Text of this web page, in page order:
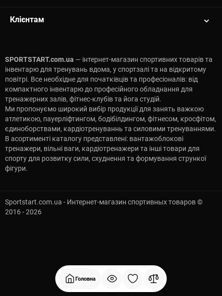
Головна
Клієнтам
SPORTSTART.com.ua — інтернет-магазин спортивних товарів та
інвентарю для тренувань вдома, у спортзалі та на відкритому
повітрі. Все необхідне для початківців та професіоналів: від
компактного інвентарю до професійного обладнання для
тренажерних залів, фітнес-клубів та йога студій.
Ми пропонуємо широкий вибір продукції для занять важкою
атлетикою, пауерліфтингом, бодібілдингом, фітнесом, кросфітом,
єдиноборствами, кардіотренуваннь та силовими тренуваннями.
В асортименті каталогу представлені: вантажоблокові
тренажери, вільні ваги, кардіотренажери та інші товари для
спорту для розвитку сили, схуднення та формування стрункої
фігури.
Sportstart.com.ua - Интернет-магазин спортивных товаров ©
2016 - 2026